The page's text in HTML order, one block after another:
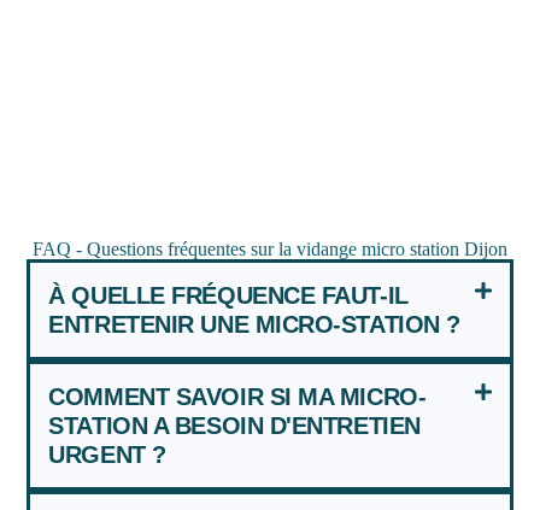
FAQ - Questions fréquentes sur la vidange micro station Dijon
À QUELLE FRÉQUENCE FAUT-IL
ENTRETENIR UNE MICRO-STATION ?
COMMENT SAVOIR SI MA MICRO-
STATION A BESOIN D'ENTRETIEN
URGENT ?